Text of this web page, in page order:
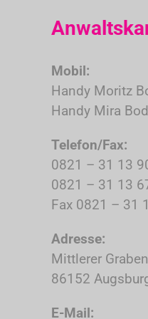
Mobil:
Handy Moritz
Handy Mira
Telefon/Fax:
0821 – 31 13
0821 – 31 13
Fax 0821 – 31
Adresse:
Mittlerer
86152
E-Mail: